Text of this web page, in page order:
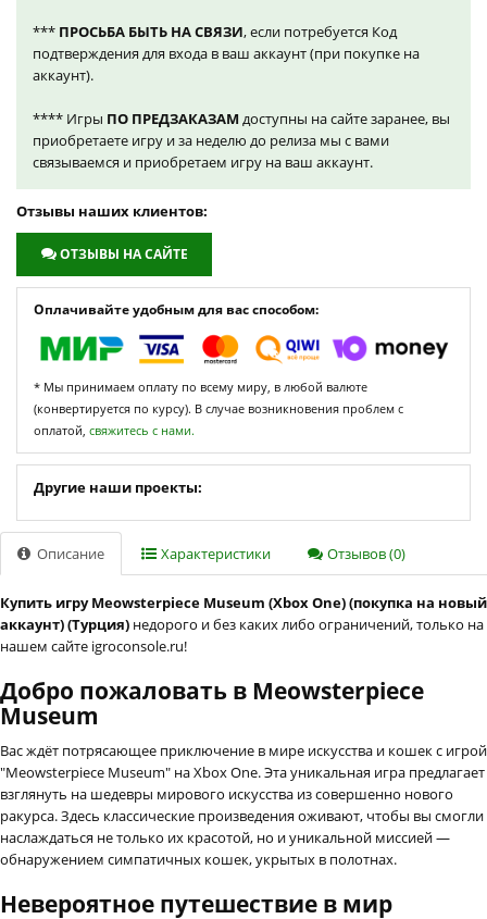
*** ПРОСЬБА БЫТЬ НА СВЯЗИ, если потребуется Код
подтверждения для входа в ваш аккаунт (при покупке на
аккаунт).
**** Игры ПО ПРЕДЗАКАЗАМ доступны на сайте заранее, вы
приобретаете игру и за неделю до релиза мы с вами
связываемся и приобретаем игру на ваш аккаунт.
Отзывы наших клиентов:
ОТЗЫВЫ НА САЙТЕ
Оплачивайте удобным для вас способом:
* Мы принимаем оплату по всему миру, в любой валюте
(конвертируется по курсу). В случае возникновения проблем с
оплатой, свяжитесь с нами.
Другие наши проекты:
Описание Характеристики Отзывов (0)
Купить игру Meowsterpiece Museum (Xbox One) (покупка на новый
аккаунт) (Турция) недорого и без каких либо ограничений, только на
нашем сайте igroconsole.ru!
Добро пожаловать в Meowsterpiece
Museum
Вас ждёт потрясающее приключение в мире искусства и кошек с игрой
"Meowsterpiece Museum" на Xbox One. Эта уникальная игра предлагает
взглянуть на шедевры мирового искусства из совершенно нового
ракурса. Здесь классические произведения оживают, чтобы вы смогли
наслаждаться не только их красотой, но и уникальной миссией —
обнаружением симпатичных кошек, укрытых в полотнах.
Невероятное путешествие в мир